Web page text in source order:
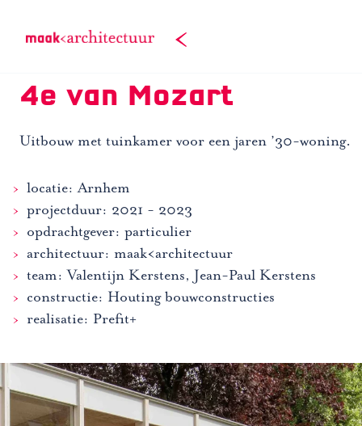
naar
4e van Mozart
Uitbouw met tuinkamer voor een jaren ’30-woning.
locatie: Arnhem
projectduur: 2021 - 2023
opdrachtgever: particulier
architectuur: maak<architectuur
team: Valentijn Kerstens, Jean-Paul Kerstens
constructie: Houting bouwconstructies
realisatie: Prefit+